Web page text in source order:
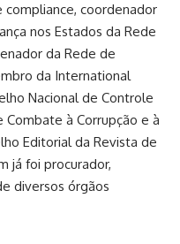
coordenador
nos Estados da Rede
da Rede de
da International
Nacional de Controle
Combate à Corrupção e à
Editorial da Revista de
já foi procurador,
diversos órgãos